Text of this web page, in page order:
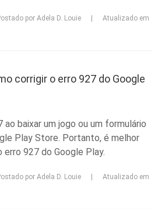
por Adela D. Louie
Atualizado em
corrigir o erro 927 do Google
ao baixar um jogo ou um formulário
Play Store. Portanto, é melhor
927 do Google Play.
por Adela D. Louie
Atualizado em